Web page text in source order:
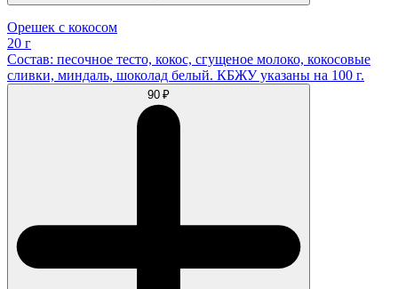
Орешек с кокосом
20 г
Состав: песочное тесто, кокос, сгущеное молоко, кокосовые
сливки, миндаль, шоколад белый. КБЖУ указаны на 100 г.
90 ₽